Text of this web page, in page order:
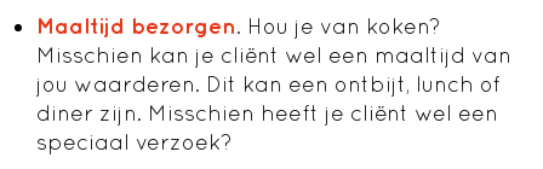
Maaltijd bezorgen. Hou je van koken?
Misschien kan je cliënt wel een maaltijd van
jou waarderen. Dit kan een ontbijt, lunch of
diner zijn. Misschien heeft je cliënt wel een
speciaal verzoek?